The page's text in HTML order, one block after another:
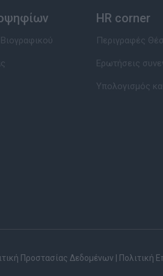
HR corner
Περιγραφές
Ερωτήσεις
Υπολογισμός
Προστασίας Δεδομένων Πολιτική